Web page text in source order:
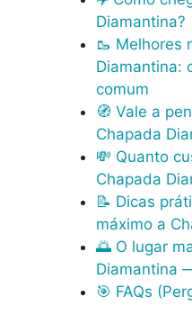
Diamantina?
🥾 Melhores
Diamantina:
comum
🧭 Vale a
Chapada
💸 Quanto
Chapada
📝 Dicas
máximo a
🌅 O lugar
Diamantina
🎯 FAQs